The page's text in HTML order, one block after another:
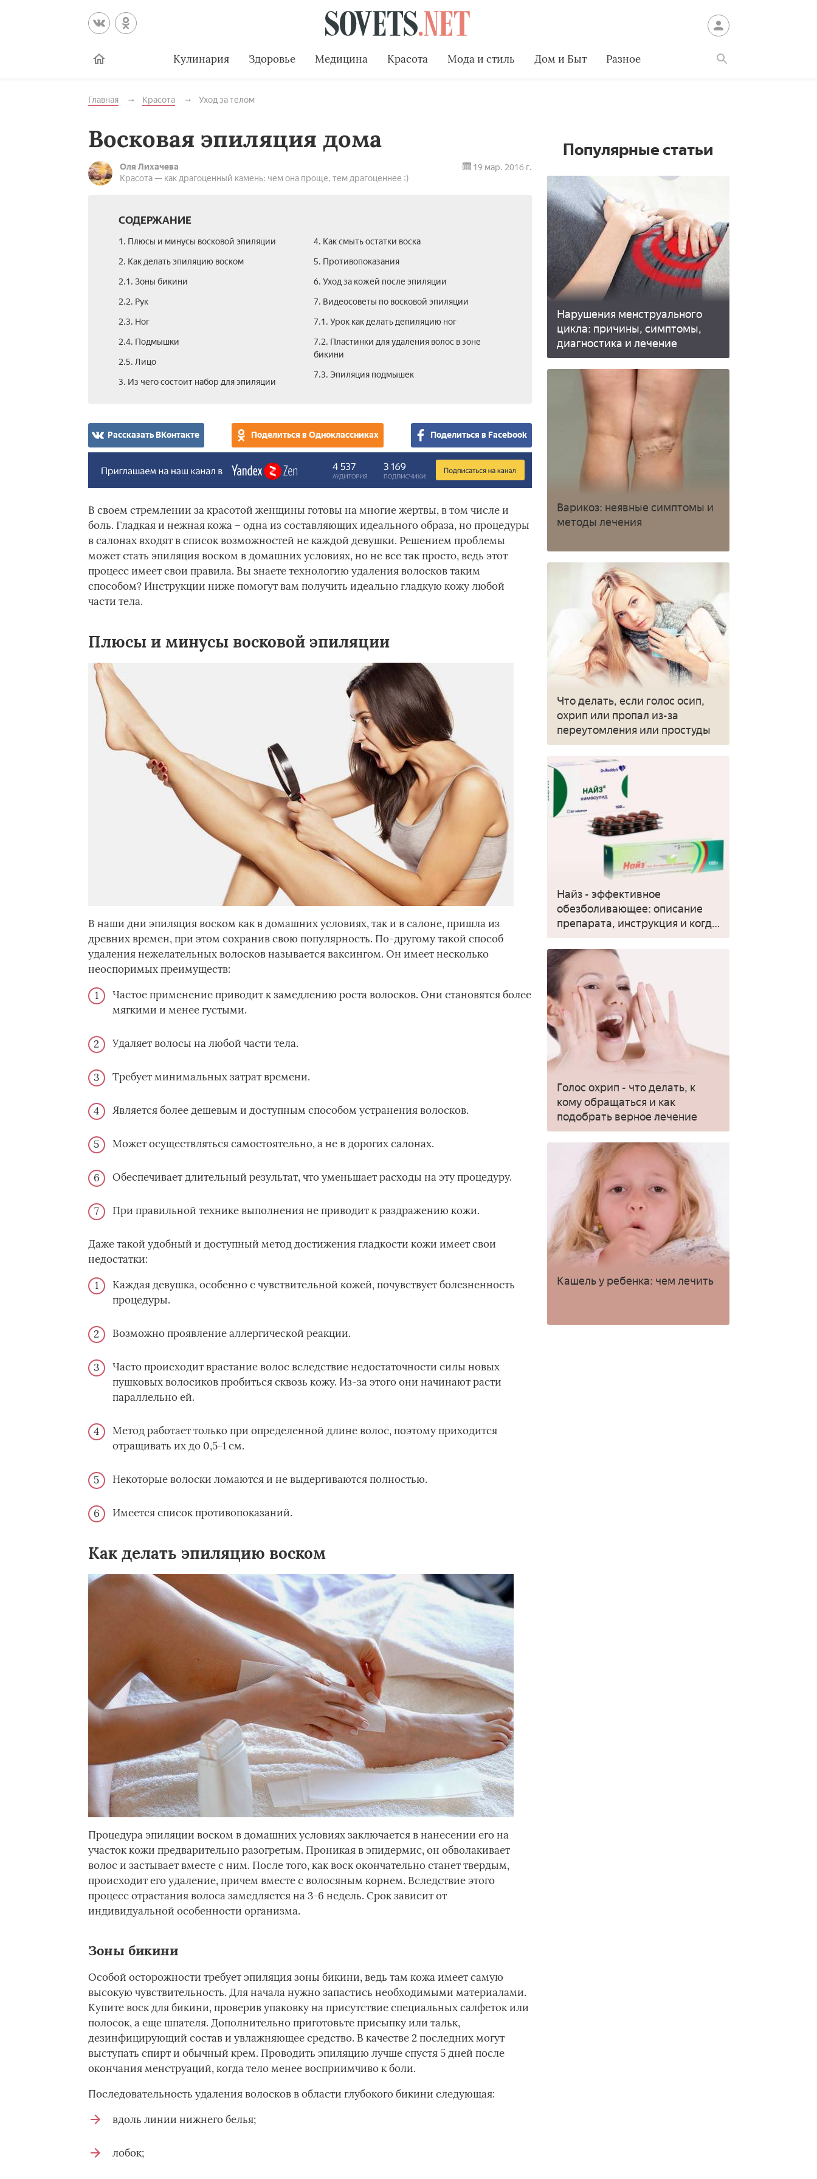
Кулинария Здоровье Медицина Красота Мода и стиль Дом и Быт Разное
Главная Красота Уход за телом
Восковая эпиляция дома
Оля Лихачева
Красота — как драгоценный камень: чем она проще, тем драгоценнее :)
19 мар. 2016 г.
СОДЕРЖАНИЕ
1. Плюсы и минусы восковой эпиляции
2. Как делать эпиляцию воском
2.1. Зоны бикини
2.2. Рук
2.3. Ног
2.4. Подмышки
2.5. Лицо
3. Из чего состоит набор для эпиляции
4. Как смыть остатки воска
5. Противопоказания
6. Уход за кожей после эпиляции
7. Видеосоветы по восковой эпиляции
7.1. Урок как делать депиляцию ног
7.2. Пластинки для удаления волос в зоне
бикини
7.3. Эпиляция подмышек
Рассказать ВКонтакте Поделиться в Одноклассниках Поделиться в Facebook
В своем стремлении за красотой женщины готовы на многие жертвы, в том числе и
боль. Гладкая и нежная кожа – одна из составляющих идеального образа, но процедуры
в салонах входят в список возможностей не каждой девушки. Решением проблемы
может стать эпиляция воском в домашних условиях, но не все так просто, ведь этот
процесс имеет свои правила. Вы знаете технологию удаления волосков таким
способом? Инструкции ниже помогут вам получить идеально гладкую кожу любой
части тела.
Плюсы и минусы восковой эпиляции
В наши дни эпиляция воском как в домашних условиях, так и в салоне, пришла из
древних времен, при этом сохранив свою популярность. По-другому такой способ
удаления нежелательных волосков называется ваксингом. Он имеет несколько
неоспоримых преимуществ:
Частое применение приводит к замедлению роста волосков. Они становятся более
мягкими и менее густыми.
Удаляет волосы на любой части тела.
Требует минимальных затрат времени.
Является более дешевым и доступным способом устранения волосков.
Может осуществляться самостоятельно, а не в дорогих салонах.
Обеспечивает длительный результат, что уменьшает расходы на эту процедуру.
При правильной технике выполнения не приводит к раздражению кожи.
Даже такой удобный и доступный метод достижения гладкости кожи имеет свои
недостатки:
Каждая девушка, особенно с чувствительной кожей, почувствует болезненность
процедуры.
Возможно проявление аллергической реакции.
Часто происходит врастание волос вследствие недостаточности силы новых
пушковых волосиков пробиться сквозь кожу. Из-за этого они начинают расти
параллельно ей.
Метод работает только при определенной длине волос, поэтому приходится
отращивать их до 0,5-1 см.
Некоторые волоски ломаются и не выдергиваются полностью.
Имеется список противопоказаний.
Как делать эпиляцию воском
Процедура эпиляции воском в домашних условиях заключается в нанесении его на
участок кожи предварительно разогретым. Проникая в эпидермис, он обволакивает
волос и застывает вместе с ним. После того, как воск окончательно станет твердым,
происходит его удаление, причем вместе с волосяным корнем. Вследствие этого
процесс отрастания волоса замедляется на 3-6 недель. Срок зависит от
индивидуальной особенности организма.
Зоны бикини
Особой осторожности требует эпиляция зоны бикини, ведь там кожа имеет самую
высокую чувствительность. Для начала нужно запастись необходимыми материалами.
Купите воск для бикини, проверив упаковку на присутствие специальных салфеток или
полосок, а еще шпателя. Дополнительно приготовьте присыпку или тальк,
дезинфицирующий состав и увлажняющее средство. В качестве 2 последних могут
выступать спирт и обычный крем. Проводить эпиляцию лучше спустя 5 дней после
окончания менструаций, когда тело менее восприимчиво к боли.
Последовательность удаления волосков в области глубокого бикини следующая:
вдоль линии нижнего белья;
лобок;
Популярные статьи
Нарушения менструального
цикла: причины, симптомы,
диагностика и лечение
Варикоз: неявные симптомы и
методы лечения
Что делать, если голос осип,
охрип или пропал из-за
переутомления или простуды
Найз - эффективное
обезболивающее: описание
препарата, инструкция и когда
применять
Голос охрип - что делать, к
кому обращаться и как
подобрать верное лечение
Кашель у ребенка: чем лечить